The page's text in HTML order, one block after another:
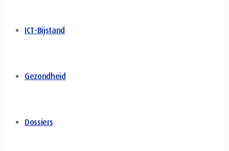
ICT-Bijstand
Gezondheid
Dossiers